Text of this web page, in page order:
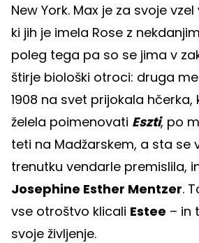
New York. Max je za svoje
ki jih je imela Rose z
poleg tega pa so se jima v
štirje biološki otroci: druga
1908 na svet prijokala hčerka,
želela poimenovati Eszti, po
teti na Madžarskem, a sta se
trenutku vendarle premislila,
Josephine Esther Mentzer.
vse otroštvo klicali Estee – in
svoje življenje.